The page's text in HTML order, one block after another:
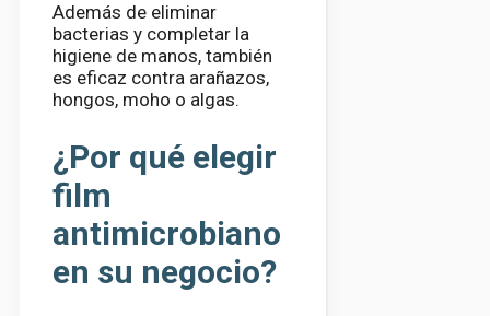
Además de eliminar
bacterias y completar la
higiene de manos, también
es eficaz contra arañazos,
hongos, moho o algas.
¿Por qué elegir
film
antimicrobiano
en su negocio?